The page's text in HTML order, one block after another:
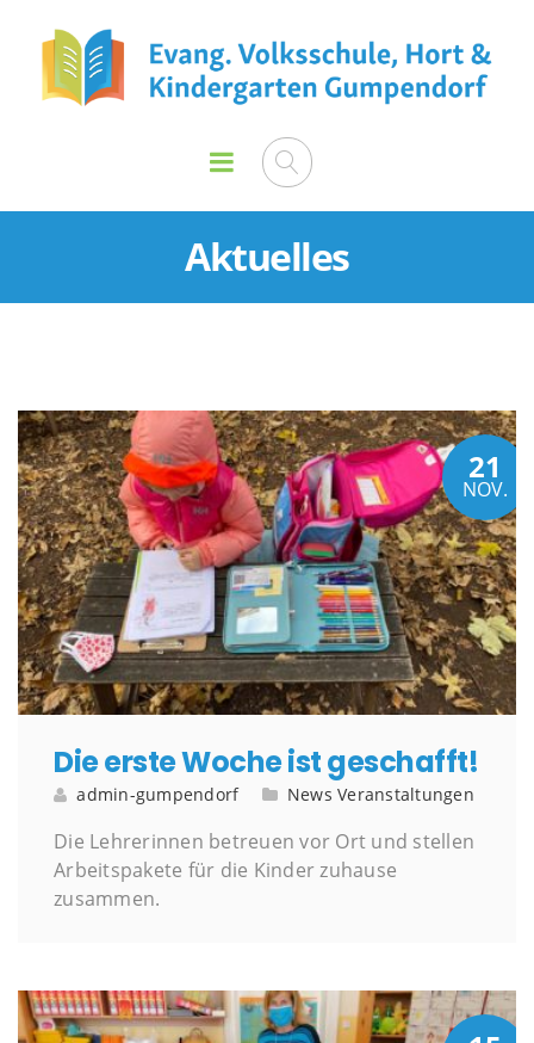
Aktuelles
21
NOV.
Die erste Woche ist geschafft!
admin-gumpendorf News Veranstaltungen
Die Lehrerinnen betreuen vor Ort und stellen
Arbeitspakete für die Kinder zuhause
zusammen.